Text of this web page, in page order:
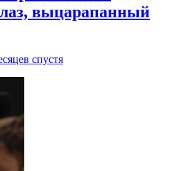
выцарапанный
спустя